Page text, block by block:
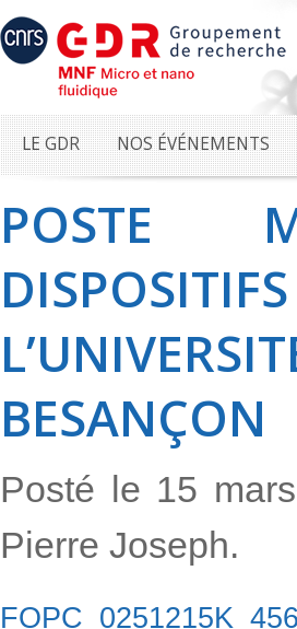
LE GDR NOS ÉVÉNEMENTS
POSTE
BESANÇON
Posté le 15
Pierre Joseph.